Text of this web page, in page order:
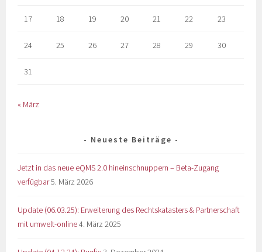
17 18 19 20 21 22 23
24 25 26 27 28 29 30
31
« März
Neueste Beiträge
Jetzt in das neue eQMS 2.0 hineinschnuppern – Beta-Zugang
verfügbar5. März 2026
Update (06.03.25): Erweiterung des Rechtskatasters & Partnerschaft
mit umwelt-online4. März 2025